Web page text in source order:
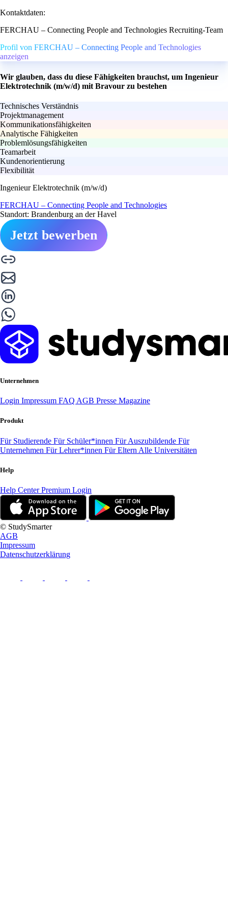
Kontaktdaten:
FERCHAU – Connecting People and Technologies Recruiting-Team
Profil von FERCHAU – Connecting People and Technologies
anzeigen
Wir glauben, dass du diese Fähigkeiten brauchst, um Ingenieur
Elektrotechnik (m/w/d) mit Bravour zu bestehen
Technisches Verständnis
Projektmanagement
Kommunikationsfähigkeiten
Analytische Fähigkeiten
Problemlösungsfähigkeiten
Teamarbeit
Kundenorientierung
Flexibilität
Ingenieur Elektrotechnik (m/w/d)
FERCHAU – Connecting People and Technologies
Standort: Brandenburg an der Havel
Jetzt bewerben
Unternehmen
Login Impressum FAQ AGB Presse Magazine
Produkt
Für Studierende Für Schüler*innen Für Auszubildende Für
Unternehmen Für Lehrer*innen Für Eltern Alle Universitäten
Help
Help CenterPremium Login
© StudySmarter
AGB
Impressum
Datenschutzerklärung